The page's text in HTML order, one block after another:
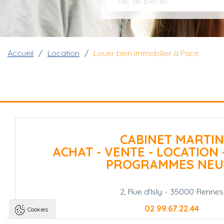
Fil d'Ariane
Accueil Location Louer bien immobilier à Pacé
CABINET MARTIN
ACHAT - VENTE - LOCATION
PROGRAMMES
2, Rue d'Isly - 35000 Rennes
02.99.67.22.44
Cookies